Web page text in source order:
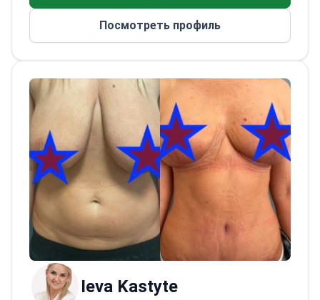
подтяжке лица, ботоксе и лечении ожогов,
доктор известен высококачественными
медицинском университете, доктор
прошел медицинскую интернатуру и
резидентуру по пластической и
реконструктивной хирургии. Доктор
активно участвует в научных
конференциях и является членом
Литовской и Европейской ассоциаций по
лечению ран.<\/p>
Посмотреть профиль
Ieva Kastyte